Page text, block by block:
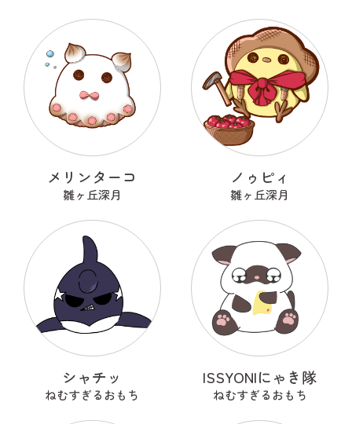
メリンターコ
雛ヶ丘深月
ノゥピィ
雛ヶ丘深月
シャチッ
ねむすぎるおもち
ISSYONIにゃき隊
ねむすぎるおもち